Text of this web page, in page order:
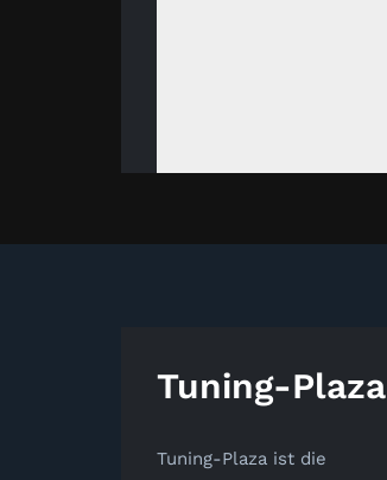
Tuning-Plaza
Tuning-Plaza ist die